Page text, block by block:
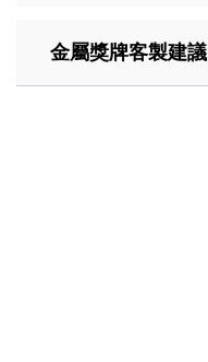
金屬獎牌客製建議